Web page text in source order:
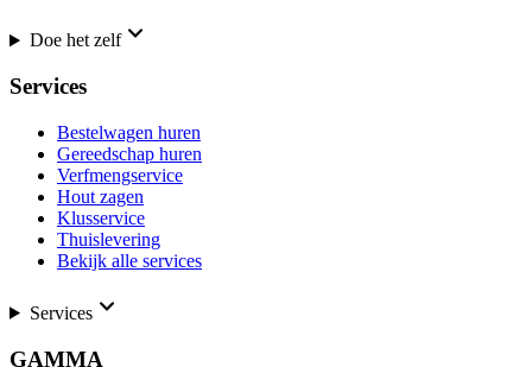
Doe het zelf
Services
Bestelwagen huren
Gereedschap huren
Verfmengservice
Hout zagen
Klusservice
Thuislevering
Bekijk alle services
Services
GAMMA